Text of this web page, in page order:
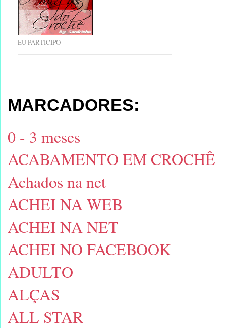
EU PARTICIPO
MARCADORES:
0 - 3 meses
ACABAMENTO EM CROCHÊ
Achados na net
ACHEI NA WEB
ACHEI NA NET
ACHEI NO FACEBOOK
ADULTO
ALÇAS
ALL STAR